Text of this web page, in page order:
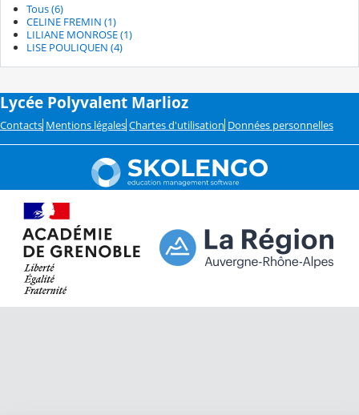
Tous (6)
CELINE FREMIN (1)
LILIANE MONROSE (1)
LISE POULIQUEN (4)
Lycée Polyvalent Marlioz
Contacts Mentions légales Chartes d'utilisation Données personnelles